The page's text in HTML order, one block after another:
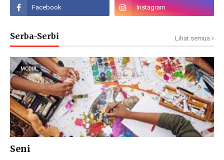
Serba-Serbi Lihat semua
MODUL
Seni